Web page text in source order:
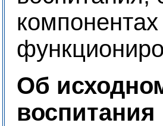
Об
воспитания